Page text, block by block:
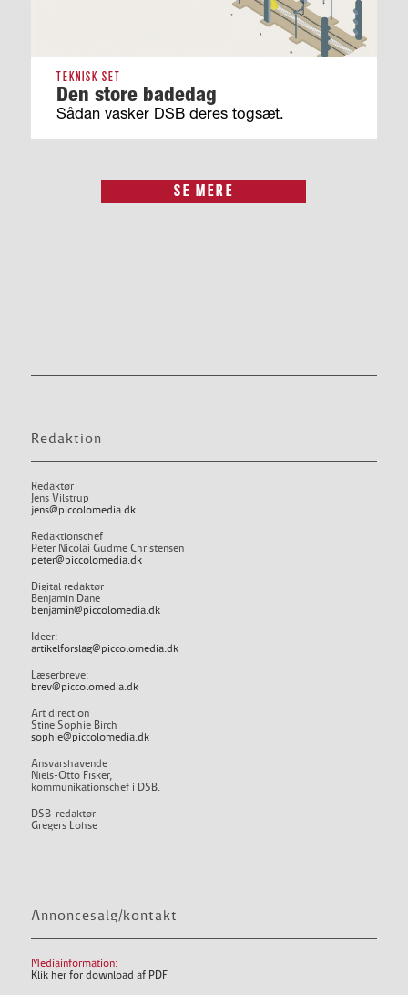
TEKNISK SET
Den store badedag
Sådan vasker DSB deres togsæt.
SE MERE
Redaktion
Redaktør
Jens Vilstrup
jens@piccolomedia.dk
Redaktionschef
Peter Nicolai Gudme Christensen
peter@piccolomedia.dk
Digital redaktør
Benjamin Dane
benjamin@piccolomedia.dk
Ideer:
artikelforslag@piccolomedia.dk
Læserbreve:
brev@piccolomedia.dk
Art direction
Stine Sophie Birch
sophie@piccolomedia.dk
Ansvarshavende
Niels-Otto Fisker,
kommunikationschef i DSB.
DSB-redaktør
Gregers Lohse
Annoncesalg/kontakt
Mediainformation:
Klik her for download af PDF